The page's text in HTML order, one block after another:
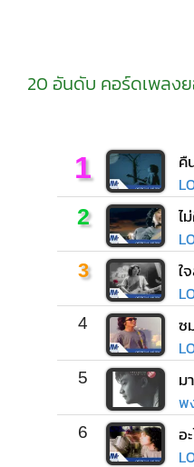
20 อันดับ คอร์ดเพลง
1 คื
2 ไ
3 ใ
4 ซ
5 ม
พ
6 อ